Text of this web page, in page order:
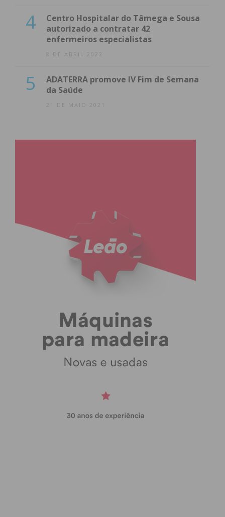
4
Centro Hospitalar do Tâmega e Sousa
autorizado a contratar 42
enfermeiros especialistas
8 DE ABRIL 2022
5
ADATERRA promove IV Fim de Semana
da Saúde
21 DE MAIO 2021